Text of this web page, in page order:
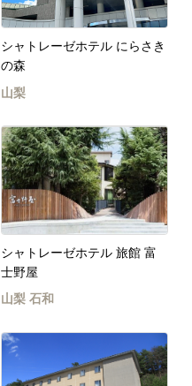
シャトレーゼホテル にらさき
の森
山梨
シャトレーゼホテル 旅館 富
士野屋
山梨 石和